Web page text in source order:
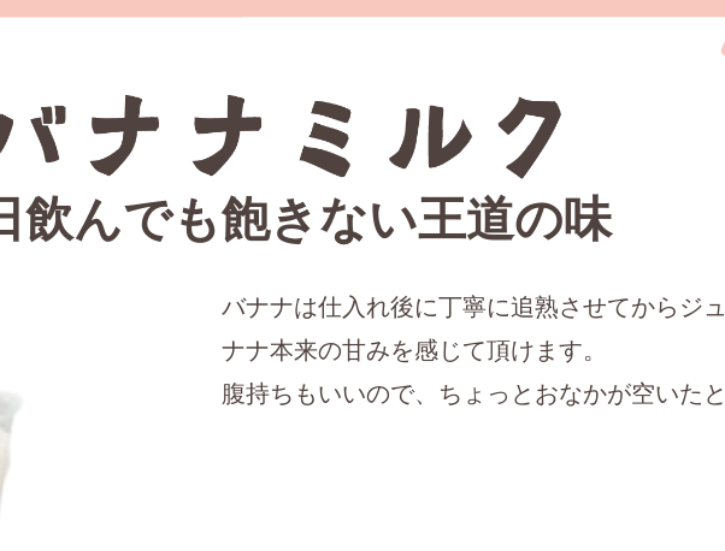
飲んでも飽きない王道の味
バナナは仕入れ後に丁寧に追熟させてからジ
ナナ本来の甘みを感じて頂けます。
腹持ちもいいので、ちょっとおなかが空いたと